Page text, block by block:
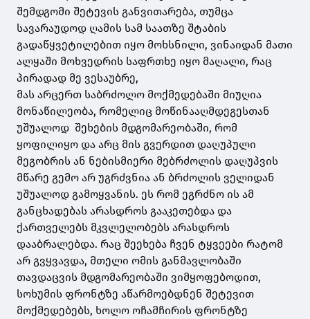
შემდგომი შეტევის განვითარება, თუმცა
სავარაუდოდ ღამის სამ საათზე შტაბის
გადაწყვეტილებით იყო მოხსნილი, ვინაიდან მათი
ალყაში მოხვედრის საფრთხე იყო მაღალი, რაც
პირადად მე ვესაუბრე,
მას არცერთ საბრძოლო მოქმედებაში მიუღია
მონაწილეობა, რომელიც მოწინააღმდეგესთან
უშუალოდ შეხების მდგომარეობაში, რომ
ყოფილიყო და არც მის გვერდით დაღუპული
მეგობრის ან ნებისმიერი მებრძოლის დაღუპვის
მწარე გემო არ უგრძვნია ან ბრძოლის ველიდან
უშუალოდ გამოყვანის. ეს რომ ეგრძნო ის ამ
განცხადებას არასდროს გააკეთებდა და
ქართველებს მკვლელობებს არასდროს
დააბრალებდა. რაც შეეხება ჩვენ ტყვეები რატომ
არ გვყვავდა, მთელი ომის განმავლობაში
თავდაცვის მდგომარეობაში ვიმყოფებოდით,
სოხუმის ფრონტზე აწარმოებდნენ შეტევით
მოქმედებებს, ხოლო ოჩამჩირის ფრონტზე